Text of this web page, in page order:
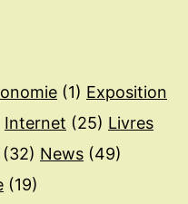
(1) Exposition
Internet (25) Livres
(32) News (49)
(19)